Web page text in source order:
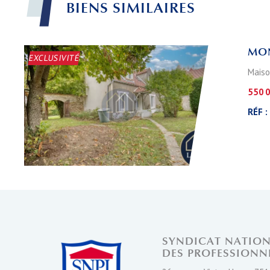
BIENS SIMILAIRES
EXCLUSIVITÉ
550
RÉF :
SYNDICAT
DES